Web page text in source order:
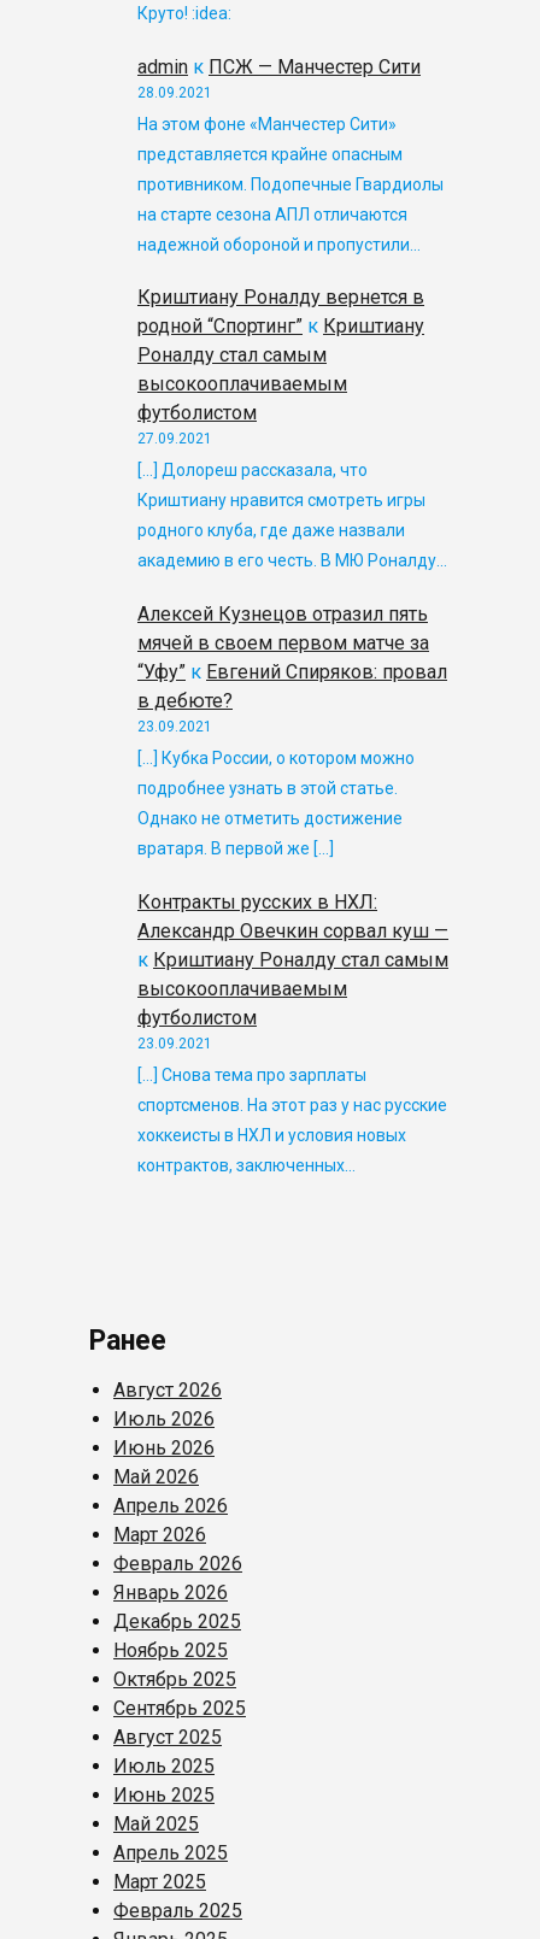
Круто! :idea:
admin к ПСЖ — Манчестер Сити
28.09.2021
На этом фоне «Манчестер Сити»
представляется крайне опасным
противником. Подопечные Гвардиолы
на старте сезона АПЛ отличаются
надежной обороной и пропустили…
Криштиану Роналду вернется в
родной “Спортинг” к Криштиану
Роналду стал самым
высокооплачиваемым
футболистом
27.09.2021
[…] Долореш рассказала, что
Криштиану нравится смотреть игры
родного клуба, где даже назвали
академию в его честь. В МЮ Роналду…
Алексей Кузнецов отразил пять
мячей в своем первом матче за
“Уфу” к Евгений Спиряков: провал
в дебюте?
23.09.2021
[…] Кубка России, о котором можно
подробнее узнать в этой статье.
Однако не отметить достижение
вратаря. В первой же […]
Контракты русских в НХЛ:
Александр Овечкин сорвал куш —
к Криштиану Роналду стал самым
высокооплачиваемым
футболистом
23.09.2021
[…] Снова тема про зарплаты
спортсменов. На этот раз у нас русские
хоккеисты в НХЛ и условия новых
контрактов, заключенных…
Ранее
Август 2026
Июль 2026
Июнь 2026
Май 2026
Апрель 2026
Март 2026
Февраль 2026
Январь 2026
Декабрь 2025
Ноябрь 2025
Октябрь 2025
Сентябрь 2025
Август 2025
Июль 2025
Июнь 2025
Май 2025
Апрель 2025
Март 2025
Февраль 2025